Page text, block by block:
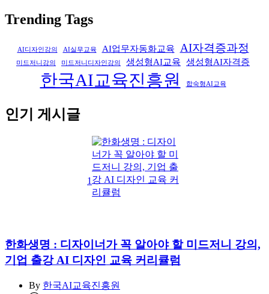
Trending Tags
AI디자인강의 AI실무교육 AI업무자동화교육 AI자격증과정
미드저니강의 미드저니디자인강의 생성형AI교육 생성형AI자격증
한국AI교육진흥원 합숙형AI교육
인기 게시글
1
한화생명 : 디자이너가 꼭 알아야 할 미드저니 강의,
기업 출강 AI 디자인 교육 커리큘럼
By 한국AI교육진흥원